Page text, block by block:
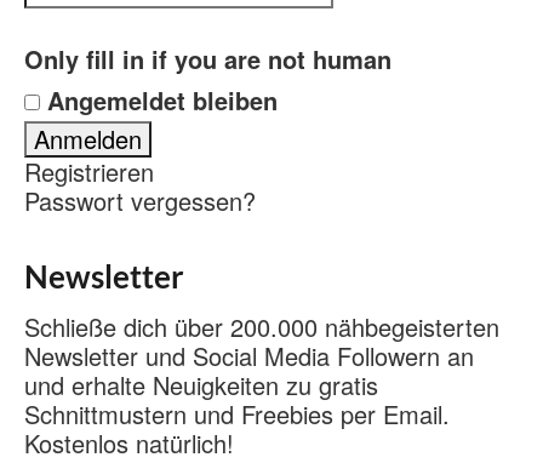
Only fill in if you are not human
Angemeldet bleiben
Registrieren
Passwort vergessen?
Newsletter
Schließe dich über 200.000 nähbegeisterten
Newsletter und Social Media Followern an
und erhalte Neuigkeiten zu gratis
Schnittmustern und Freebies per Email.
Kostenlos natürlich!